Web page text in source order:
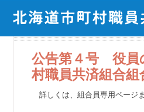
公告第４号 役
村職員共済組合
詳しくは、組合員専用ページ